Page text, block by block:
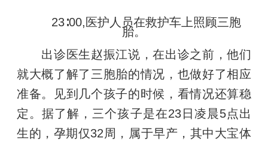
23∶00,医护人员在救护车上照顾三胞
胎。
出诊医生赵振江说，在出诊之前，他们
就大概了解了三胞胎的情况，也做好了相应
准备。见到几个孩子的时候，看情况还算稳
定。据了解，三个孩子是在23日凌晨5点出
生的，孕期仅32周，属于早产，其中大宝体